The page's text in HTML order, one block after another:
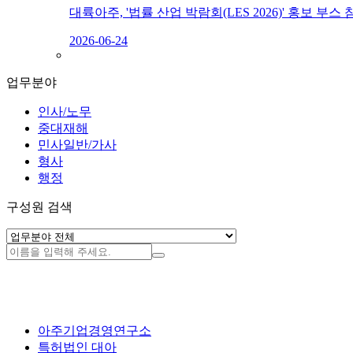
대륙아주, '법률 산업 박람회(LES 2026)' 홍보 부스
2026-06-24
업무분야
인사/노무
중대재해
민사일반/가사
형사
행정
구성원 검색
아주기업경영연구소
특허법인 대아